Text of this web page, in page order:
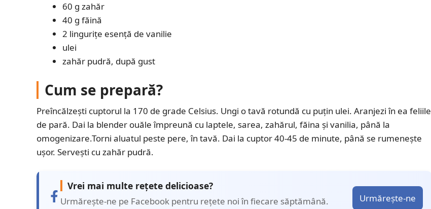
60 g zahăr
40 g făină
2 lingurițe esență de vanilie
ulei
zahăr pudră, după gust
Cum se prepară?
Preîncălzești cuptorul la 170 de grade Celsius. Ungi o tavă rotundă cu puțin ulei. Aranjezi în ea feliile
de pară. Dai la blender ouăle împreună cu laptele, sarea, zahărul, făina și vanilia, până la
omogenizare.Torni aluatul peste pere, în tavă. Dai la cuptor 40-45 de minute, până se rumenește
ușor. Servești cu zahăr pudră.
Vrei mai multe rețete delicioase?
Urmărește-ne pe Facebook pentru rețete noi în fiecare săptămână. Urmărește-ne